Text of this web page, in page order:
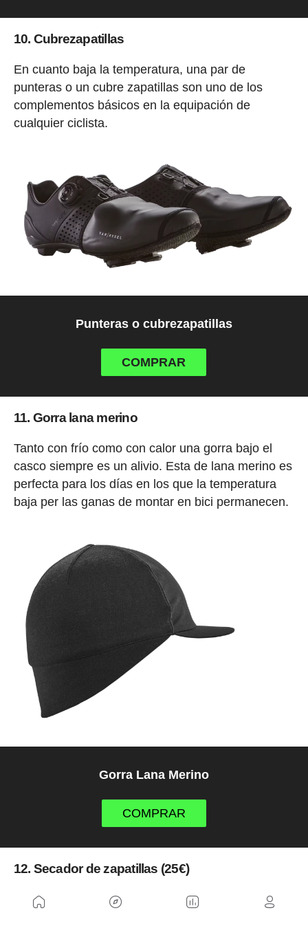
10. Cubrezapatillas
En cuanto baja la temperatura, una par de
punteras o un cubre zapatillas son uno de los
complementos básicos en la equipación de
cualquier ciclista.
Punteras o cubrezapatillas
COMPRAR
11. Gorra lana merino
Tanto con frío como con calor una gorra bajo el
casco siempre es un alivio. Esta de lana merino es
perfecta para los días en los que la temperatura
baja per las ganas de montar en bici permanecen.
Gorra Lana Merino
COMPRAR
12. Secador de zapatillas (25€)
Un regalo sencillo, práctico y mucho más útil de lo